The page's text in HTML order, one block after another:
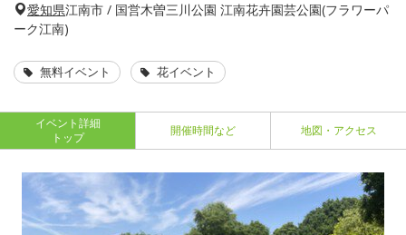
愛知県江南市 / 国営木曽三川公園 江南花卉園芸公園(フラワーパ
ーク江南)
無料イベント 花イベント
イベント詳細
トップ
開催時間など 地図・アクセス